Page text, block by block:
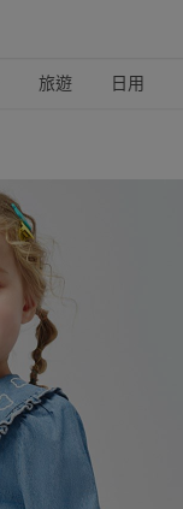
旅遊 日用